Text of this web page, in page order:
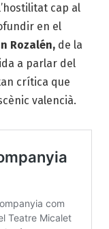
cap al
en el
Rozalén, de la
a parlar del
crítica que
valencià.